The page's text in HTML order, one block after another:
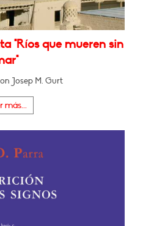
"Ríos que mueren sin
Josep M. Gurt
más...